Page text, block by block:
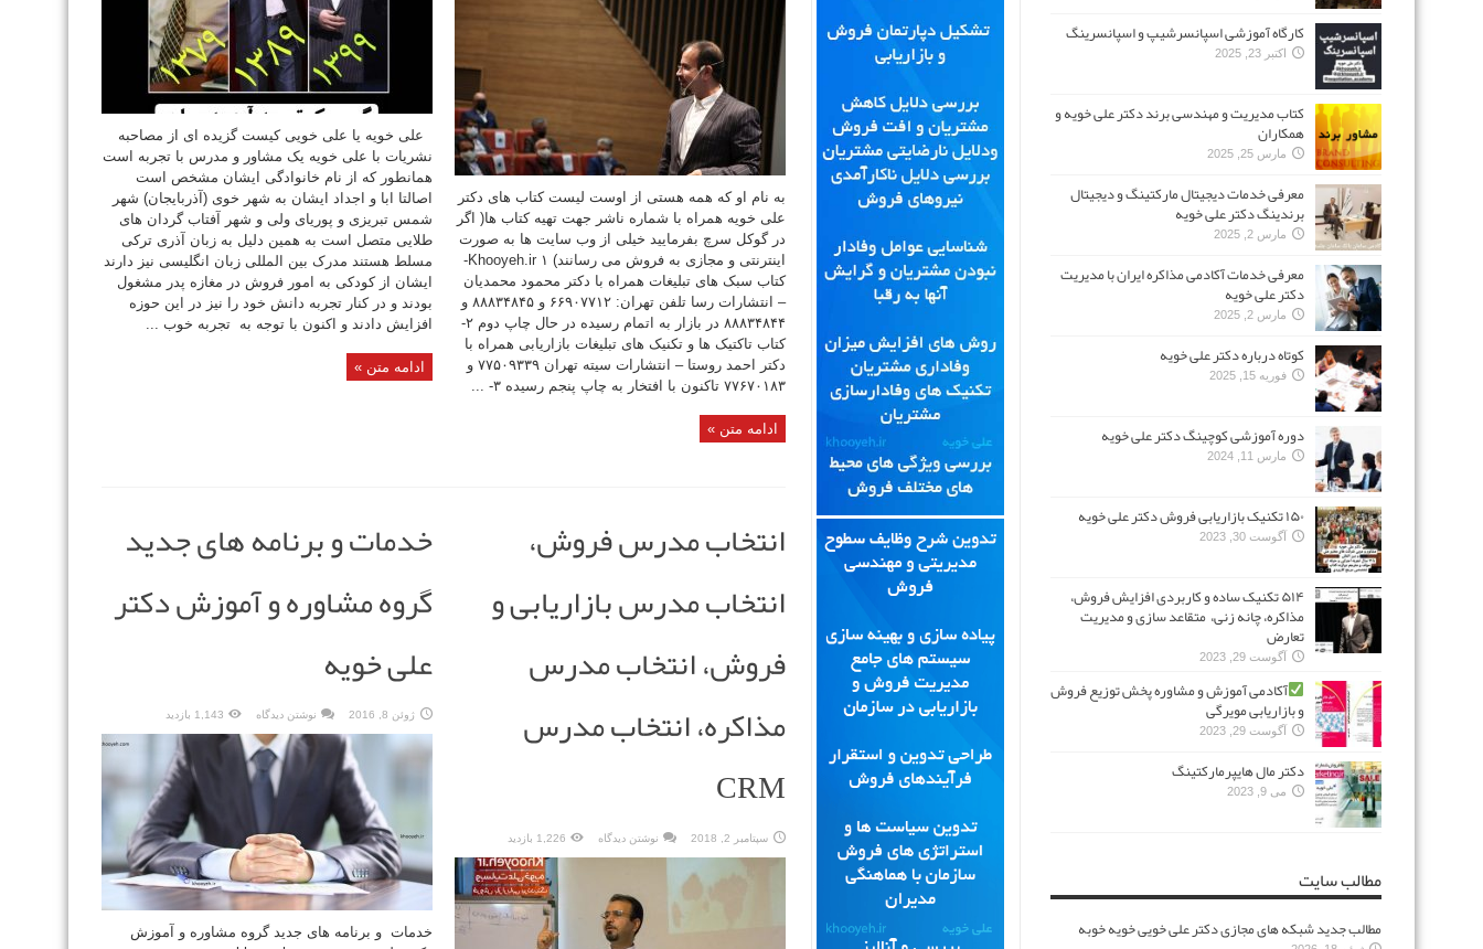
به نام او که همه هستی از اوست لیست کتاب های دکتر
علی خویه همراه با شماره ناشر جهت تهیه کتاب ها( اگر
در گوکل سرچ بفرمایید خیلی از وب سایت ها به صورت
اینترنتی و مجازی به فروش می رسانند) Khooyeh.ir ۱-
کتاب سبک های تبلیغات همراه با دکتر محمود محمدیان
– انتشارات رسا تلفن تهران: ۶۶۹۰۷۷۱۲ و ۸۸۸۳۴۸۴۵ و
۸۸۸۳۴۸۴۴ در بازار به اتمام رسیده در حال چاپ دوم ۲-
کتاب تاکتیک ها و تکنیک های تبلیغات بازاریابی همراه با
دکتر احمد روستا – انتشارات سیته تهران ۷۷۵۰۹۳۳۹ و
۷۷۶۷۰۱۸۳ تاکنون با افتخار به چاپ پنجم رسیده ۳- ...
ادامه متن »
علی خویه یا علی خویی کیست گزیده ای از مصاحبه
نشریات با علی خویه یک مشاور و مدرس با تجربه است
همانطور که از نام خانوادگی ایشان مشخص است
اصالتا ابا و اجداد ایشان به شهر خوی (آذربایجان) شهر
شمس تبریزی و پوریای ولی و شهر آفتاب گردان های
طلایی متصل است به همین دلیل به زبان آذری ترکی
مسلط هستند مدرک بین المللی زبان انگلیسی نیز دارند
ایشان از کودکی به امور فروش در مغازه پدر مشغول
بودند و در کنار تجربه دانش خود را نیز در این حوزه
افزایش دادند و اکنون با توجه به تجربه خوب ...
ادامه متن »
انتخاب مدرس فروش،
انتخاب مدرس بازاریابی و
فروش، انتخاب مدرس
مذاکره، انتخاب مدرس
CRM
سپتامبر 2, 2018 نوشتن دیدگاه 1,226 بازدید
خدمات و برنامه های جدید
گروه مشاوره و آموزش دکتر
علی خویه
ژوئن 8, 2016 نوشتن دیدگاه 1,143 بازدید
خدمات و برنامه های جدید گروه مشاوره و آموزش
کارگاه آموزشی اسپانسرشیپ و اسپانسرینگ
اکتبر 23, 2025
کتاب مدیریت و مهندسی برند دکتر علی خویه و
همکاران
مارس 25, 2025
معرفی خدمات دیجیتال مارکتینگ و دیجیتال
برندینگ دکتر علی خویه
مارس 2, 2025
معرفی خدمات آکادمی مذاکره ایران با مدیریت
دکتر علی خویه
مارس 2, 2025
کوتاه درباره دکتر علی خویه
فوریه 15, 2025
دوره آموزشی کوچینگ دکتر علی خویه
مارس 11, 2024
۱۵۰ تکنیک بازاریابی فروش دکتر علی خویه
آگوست 30, 2023
۵۱۴ تکنیک ساده و کاربردی افزایش فروش،
مذاکره، چانه زنی، متقاعد سازی و مدیریت
تعارض
آگوست 29, 2023
آکادمی آموزش و مشاوره پخش توزیع فروش
و بازاریابی مویرگی
آگوست 29, 2023
دکتر مال هایپرمارکتینگ
می 9, 2023
مطالب سایت
مطالب جدید شبکه های مجازی دکتر علی خویی خویه خوبه